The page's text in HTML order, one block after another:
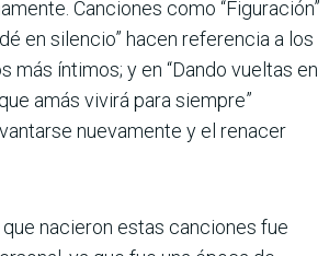
Canciones como “Figuración”
en silencio” hacen referencia a los
más íntimos; y en “Dando vueltas en
amás vivirá para siempre”
nuevamente y el renacer
que nacieron estas canciones fue